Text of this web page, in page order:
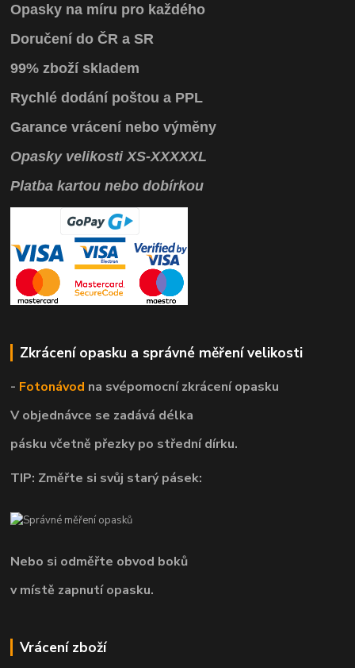
Opasky na míru pro každého
Doručení do ČR a SR
99% zboží skladem
Rychlé dodání poštou a PPL
Garance vrácenínebo výměny
OpaskyvelikostiXS-XXXXXL
Platba kartou nebo dobírkou
Zkrácení opasku a správné měření velikosti
- Fotonávod na svépomocnízkrácení opasku
V objednávce se zadává délka
pásku včetně přezky po střední dírku.
TIP: Změřte si svůj starý pásek:
Nebo si odměřte obvod boků
v místě zapnutí opasku.
Vrácení zboží